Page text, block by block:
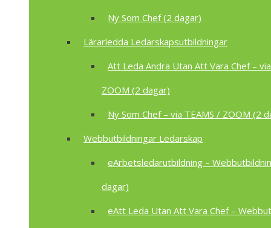
Ny Som Chef (2 dagar)
Lärarledda Ledarskapsutbildningar
Att Leda Andra Utan Att Vara Chef –
ZOOM (2 dagar)
Ny Som Chef – via TEAMS / ZOOM (2
Webbutbildningar Ledarskap
eArbetsledarutbildning –
dagar)
eAtt Leda Utan Att Vara Chef –